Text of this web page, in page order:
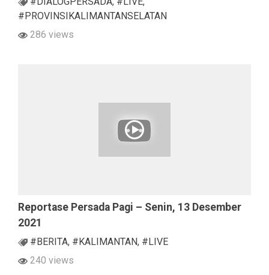
#PROVINSIKALIMANTANSELATAN
286 views
Reportase Persada Pagi – Senin, 13 Desember
2021
#BERITA, #KALIMANTAN, #LIVE
240 views